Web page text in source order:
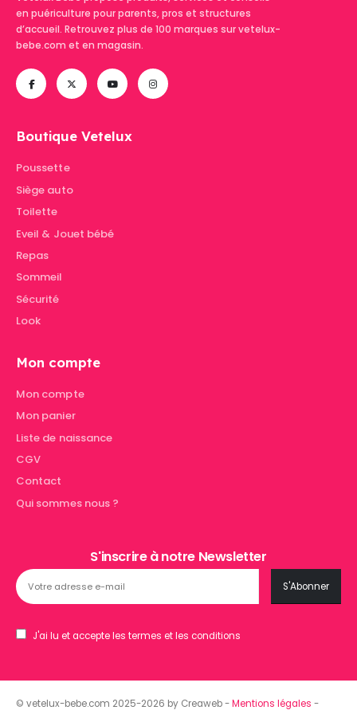
en puériculture pour parents, pros et structures
d’accueil. Retrouvez plus de 100 marques sur vetelux-
bebe.com et en magasin.
Boutique Vetelux
Poussette
Siège auto
Toilette
Eveil & Jouet bébé
Repas
Sommeil
Sécurité
Look
Mon compte
Mon compte
Mon panier
Liste de naissance
CGV
Contact
Qui sommes nous ?
S'inscrire à notre Newsletter
J'ai lu et accepte les termes et les conditions
© vetelux-bebe.com 2025-2026 by Creaweb -Mentions légales -